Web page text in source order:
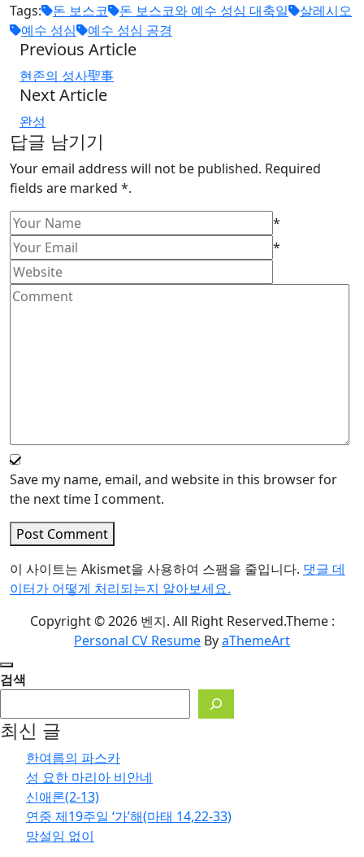
Tags:
돈 보스코 돈 보스코와 예수 성심 대축일
살레시오
예수 성심
예수 성심 공경
Previous Article
현존의 성사聖事
Next Article
완성
답글 남기기
Your email address will not be published. Required
fields are marked *.
*
*
Save my name, email, and website in this browser for
the next time I comment.
Post Comment
이 사이트는 Akismet을 사용하여 스팸을 줄입니다. 댓글 데
이터가 어떻게 처리되는지 알아보세요.
Copyright © 2026 벤지. All Right Reserved.Theme :
Personal CV Resume ByaThemeArt
검색
최신 글
한여름의 파스카
성 요한 마리아 비안네
신애론(2-13)
연중 제19주일 ‘가’해(마태 14,22-33)
망설임 없이